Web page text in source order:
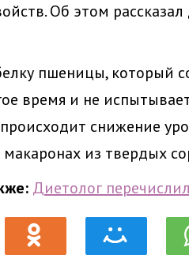
Об этом
пшеницы, который
время и не
происходит снижение
макаронах из твердых
Диетолог